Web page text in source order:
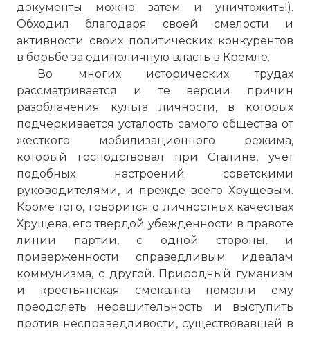
документы можно затем и уничтожить!).
Обходил благодаря своей смелости и
активности своих политических конкурентов
в борьбе за единоличную власть в Кремле.
Во многих исторических трудах
рассматривается и те версии причин
разоблачения культа личности, в которых
подчеркивается усталость самого общества от
жесткого мобилизационного режима,
который господствовал при Сталине, учет
подобных настроений советскими
руководителями, и прежде всего Хрущевым.
Кроме того, говорится о личностных качествах
Хрущева, его твердой убежденности в правоте
линии партии, с одной стороны, и
приверженности справедливым идеалам
коммунизма, с другой. Природный гуманизм
и крестьянская смекалка помогли ему
преодолеть нерешительность и выступить
против несправедливости, существовавшей в